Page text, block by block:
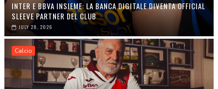
INTER E BBVA INSIEME: LA BANCA DIGITALE DIVENTA OFFICIAL
SLEEVE PARTNER DEL CLUB
JULY 28, 2026
Calcio